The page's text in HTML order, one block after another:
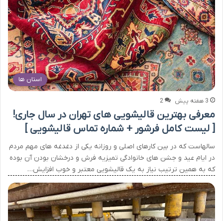
استان ها
3 هفته پیش 2
معرفی بهترین قالیشویی های تهران در سال جاری!
[ لیست کامل فرشور + شماره تماس قالیشویی ]
سالهاست که در بین کارهای اصلی و روزانه یکی از دغدغه های مهم مردم
در ایام عید و جشن های خانوادگی تمیزیه فرش و درخشان بودن آن بوده
که به همین ترتیب نیاز به یک قالیشویی معتبر و خوب افزایش…